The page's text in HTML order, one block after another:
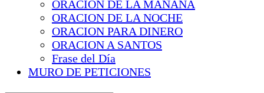
ORACION DE LA MAÑANA
ORACION DE LA NOCHE
ORACION PARA DINERO
ORACION A SANTOS
Frase del Día
MURO DE PETICIONES